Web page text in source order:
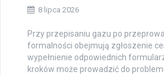
8 lipca 2026
Przy przepisaniu gazu po
formalności obejmują zgłoszenie
wypełnienie odpowiednich
kroków może prowadzić do